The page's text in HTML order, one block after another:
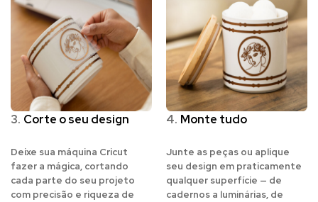
3. Corte o seu design
Deixe sua máquina Cricut
fazer a mágica, cortando
cada parte do seu projeto
com precisão e riqueza de
4. Monte tudo
Junte as peças ou aplique
seu design em praticamente
qualquer superfície — de
cadernos a luminárias, de